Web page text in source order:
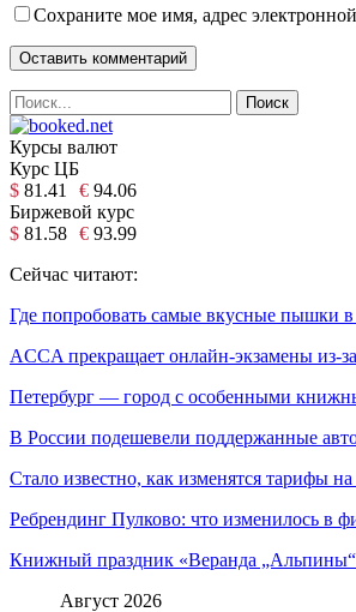
Сохраните мое имя, адрес
Курсы валют
Курс ЦБ
$ 81.41 € 94.06
Биржевой курс
$ 81.58 € 93.99
Сейчас читают:
Где попробовать самые вкусные пышки
ACCA прекращает онлайн-экзамены
Петербург — город с особенными
В России подешевели поддержанные
Стало известно, как изменятся тарифы
Ребрендинг Пулково: что изменилось в
Книжный праздник «Веранда
Август 2026